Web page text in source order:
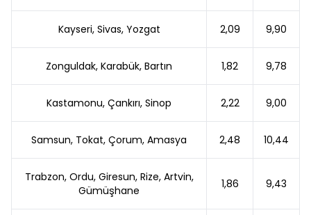
Kayseri, Sivas, Yozgat 2,09 9,90
Zonguldak, Karabük, Bartın 1,82 9,78
Kastamonu, Çankırı, Sinop 2,22 9,00
Samsun, Tokat, Çorum, Amasya 2,48 10,44
Trabzon, Ordu, Giresun, Rize, Artvin,
Gümüşhane
1,86 9,43